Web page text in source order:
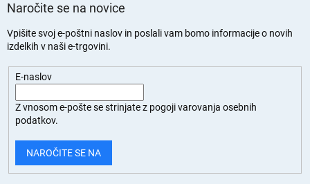
Naročite se na novice
Vpišite svoj e-poštni naslov in poslali vam bomo informacije o novih
izdelkih v naši e-trgovini.
E-naslov
Z vnosom e-pošte se strinjate z pogoji varovanja osebnih
podatkov.
NAROČITE SE NA